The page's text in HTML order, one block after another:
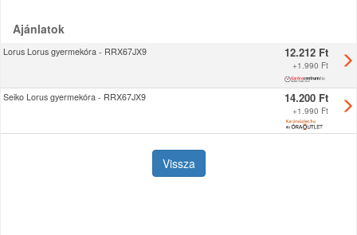
Ajánlatok
Lorus Lorus gyermekóra - RRX67JX9 12.212 Ft
+1.990 Ft
Seiko Lorus gyermekóra - RRX67JX9 14.200 Ft
+1.990 Ft
Vissza